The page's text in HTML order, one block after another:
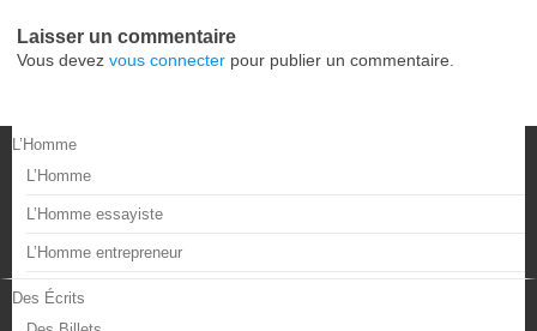
Laisser un commentaire
Vous devez vous connecter pour publier un commentaire.
L’Homme
L’Homme
L’Homme essayiste
L’Homme entrepreneur
Des Écrits